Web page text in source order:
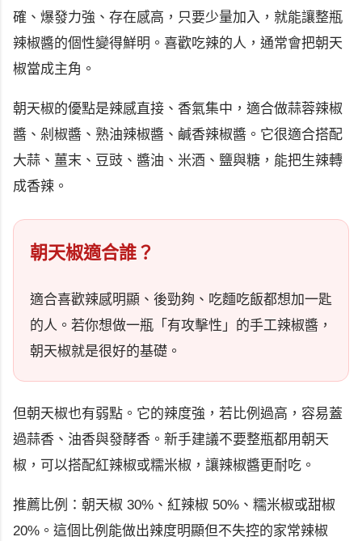
確、爆發力強、存在感高，只要少量加入，就能讓整瓶
辣椒醬的個性變得鮮明。喜歡吃辣的人，通常會把朝天
椒當成主角。
朝天椒的優點是辣感直接、香氣集中，適合做蒜蓉辣椒
醬、剁椒醬、熟油辣椒醬、鹹香辣椒醬。它很適合搭配
大蒜、薑末、豆豉、醬油、米酒、鹽與糖，能把生辣轉
成香辣。
朝天椒適合誰？
適合喜歡辣感明顯、後勁夠、吃麵吃飯都想加一匙
的人。若你想做一瓶「有攻擊性」的手工辣椒醬，
朝天椒就是很好的基礎。
但朝天椒也有弱點。它的辣度強，若比例過高，容易蓋
過蒜香、油香與發酵香。新手建議不要整瓶都用朝天
椒，可以搭配紅辣椒或糯米椒，讓辣椒醬更耐吃。
推薦比例：朝天椒 30%、紅辣椒 50%、糯米椒或甜椒
20%。這個比例能做出辣度明顯但不失控的家常辣椒